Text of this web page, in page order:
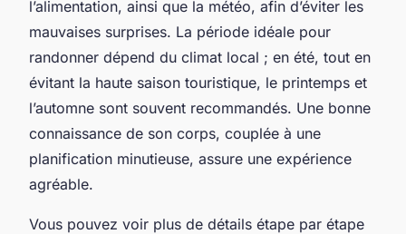
l’alimentation, ainsi que la météo, afin d’éviter les
mauvaises surprises. La période idéale pour
randonner dépend du climat local ; en été, tout en
évitant la haute saison touristique, le printemps et
l’automne sont souvent recommandés. Une bonne
connaissance de son corps, couplée à une
planification minutieuse, assure une expérience
agréable.
Vous pouvez voir plus de détails étape par étape